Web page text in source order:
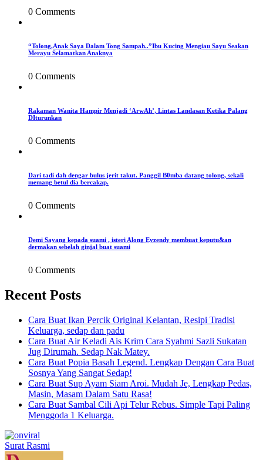
0 Comments
“Tolong,Anak Saya Dalam Tong Sampah..”Ibu Kucing Mengiau Sayu Seakan
Merayu Selamatkan Anaknya
0 Comments
Rakaman Wanita Hampir Menjadi ‘ArwAh’, Lintas Landasan Ketika Palang
DIturunkan
0 Comments
Dari tadi dah dengar bulus jerit takut. Panggil B0mba datang tolong, sekali
memang betul dia bercakap.
0 Comments
Demi Sayang kepada suami , isteri Along Eyzendy membuat keputu&an
dermakan sebelah ginjal buat suami
0 Comments
Recent Posts
Cara Buat Ikan Percik Original Kelantan, Resipi Tradisi
Keluarga, sedap dan padu
Cara Buat Air Keladi Ais Krim Cara Syahmi Sazli Sukatan
Jug Dirumah. Sedap Nak Matey.
Cara Buat Popia Basah Legend. Lengkap Dengan Cara Buat
Sosnya Yang Sangat Sedap!
Cara Buat Sup Ayam Siam Aroi. Mudah Je, Lengkap Pedas,
Masin, Masam Dalam Satu Rasa!
Cara Buat Sambal Cili Api Telur Rebus. Simple Tapi Paling
Menggoda 1 Keluarga.
Surat Rasmi